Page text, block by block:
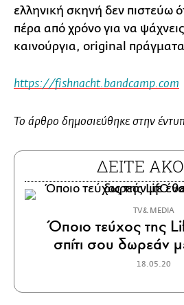
ελληνική σκηνή δεν πιστεύω
πέρα από χρόνο για να
καινούργια, original
https://fishnacht.bandcamp.com
Το άρθρο δημοσιεύθηκε στην
ΔΕΙΤΕ
TV & MEDIA
Όποιο τεύχος της
σπίτι σου δωρεάν
18.05.20